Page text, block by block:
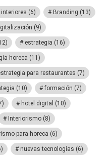
(6) Branding (13)
(9)
estrategia (16)
horeca (11)
para restaurantes (7)
(10) formación (7)
hotel digital (10)
Interiorismo (8)
para horeca (6)
nuevas tecnologías (6)